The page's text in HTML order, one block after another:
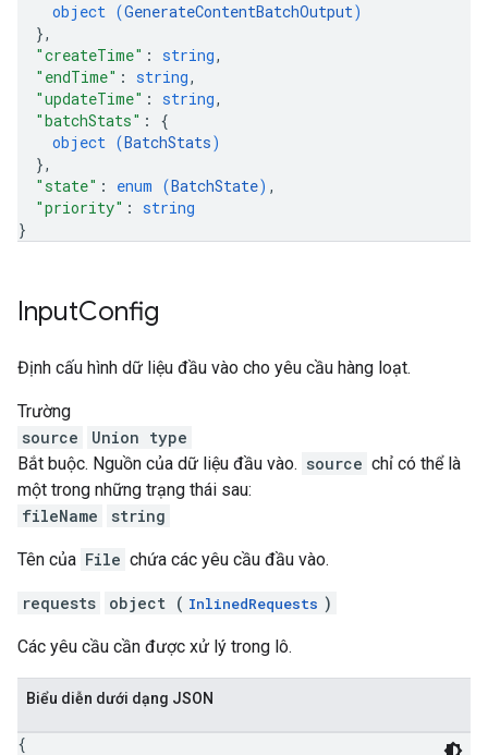
object (GenerateContentBatchOutput)
},
"createTime" : string,
"endTime" : string,
"updateTime" : string,
"batchStats" : {
object (BatchStats)
},
"state" : enum (BatchState) ,
"priority" : string
}
InputConfig
Định cấu hình dữ liệu đầu vào cho yêu cầu hàng loạt.
Trường
source
Union type
Bắt buộc. Nguồn của dữ liệu đầu vào. source chỉ có thể là
một trong những trạng thái sau:
fileName
string
Tên của File chứa các yêu cầu đầu vào.
requests object ( InlinedRequests )
Các yêu cầu cần được xử lý trong lô.
Biểu diễn dưới dạng JSON
{